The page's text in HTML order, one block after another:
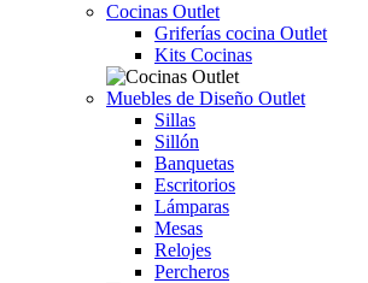
Cocinas Outlet
Griferías cocina Outlet
Kits Cocinas
Muebles de Diseño Outlet
Sillas
Sillón
Banquetas
Escritorios
Lámparas
Mesas
Relojes
Percheros